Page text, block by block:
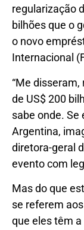
regularização
bilhões que o
o novo
Internacional
“Me
de US$ 200
sabe onde. Se
Argentina,
diretora-geral
evento com
Mas do que
se referem
que eles têm